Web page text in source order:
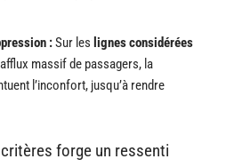
:Sur les lignes considérées
massif de passagers, la
l’inconfort, jusqu’à rendre
forge un ressenti